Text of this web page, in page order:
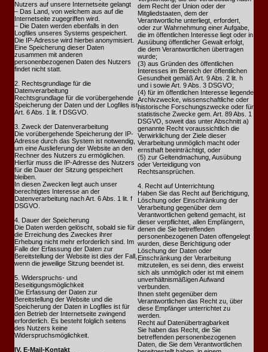
Nutzers auf unsere Internetseite gelangt
– Das Land, von welchem aus auf die
Internetseite zugegriffen wird.
– Die Daten werden ebenfalls in den
Logfiles unseres Systems gespeichert.
Die IP-Adresse wird hierbei anonymisiert.
Eine Speicherung dieser Daten
zusammen mit anderen
personenbezogenen Daten des Nutzers
findet nicht statt.
2. Rechtsgrundlage für die
Datenverarbeitung
Rechtsgrundlage für die vorübergehende
Speicherung der Daten und der Logfiles ist
Art. 6 Abs. 1 lit. f DSGVO.
3. Zweck der Datenverarbeitung
Die vorübergehende Speicherung der IP-
Adresse durch das System ist notwendig,
um eine Auslieferung der Website an den
Rechner des Nutzers zu ermöglichen.
Hierfür muss die IP-Adresse des Nutzers
für die Dauer der Sitzung gespeichert
bleiben.
In diesen Zwecken liegt auch unser
berechtigtes Interesse an der
Datenverarbeitung nach Art. 6 Abs. 1 lit. f
DSGVO.
4. Dauer der Speicherung
Die Daten werden gelöscht, sobald sie für
die Erreichung des Zweckes ihrer
Erhebung nicht mehr erforderlich sind. Im
Falle der Erfassung der Daten zur
Bereitstellung der Website ist dies der Fall,
wenn die jeweilige Sitzung beendet ist.
5. Widerspruchs- und
Beseitigungsmöglichkeit
Die Erfassung der Daten zur
Bereitstellung der Website und die
Speicherung der Daten in Logfiles ist für
den Betrieb der Internetseite zwingend
erforderlich. Es besteht folglich seitens
des Nutzers keine
Widerspruchsmöglichkeit.
IV. E-Mail-Kontakt
dem Recht der Union oder der
Mitgliedstaaten, dem der
Verantwortliche unterliegt, erfordert,
oder zur Wahrnehmung einer Aufgabe,
die im öffentlichen Interesse liegt oder in
Ausübung öffentlicher Gewalt erfolgt,
die dem Verantwortlichen übertragen
wurde;
(3) aus Gründen des öffentlichen
Interesses im Bereich der öffentlichen
Gesundheit gemäß Art. 9 Abs. 2 lit. h
und i sowie Art. 9 Abs. 3 DSGVO;
(4) für im öffentlichen Interesse liegende
Archivzwecke, wissenschaftliche oder
historische Forschungszwecke oder für
statistische Zwecke gem. Art. 89 Abs. 1
DSGVO, soweit das unter Abschnitt a)
genannte Recht voraussichtlich die
Verwirklichung der Ziele dieser
Verarbeitung unmöglich macht oder
ernsthaft beeinträchtigt, oder
(5) zur Geltendmachung, Ausübung
oder Verteidigung von
Rechtsansprüchen.
4. Recht auf Unterrichtung
Haben Sie das Recht auf Berichtigung,
Löschung oder Einschränkung der
Verarbeitung gegenüber dem
Verantwortlichen geltend gemacht, ist
dieser verpflichtet, allen Empfängern,
denen die Sie betreffenden
personenbezogenen Daten offengelegt
wurden, diese Berichtigung oder
Löschung der Daten oder
Einschränkung der Verarbeitung
mitzuteilen, es sei denn, dies erweist
sich als unmöglich oder ist mit einem
unverhältnismäßigen Aufwand
verbunden.
Ihnen steht gegenüber dem
Verantwortlichen das Recht zu, über
diese Empfänger unterrichtet zu
werden.
Recht auf Datenübertragbarkeit
Sie haben das Recht, die Sie
betreffenden personenbezogenen
Daten, die Sie dem Verantwortlichen